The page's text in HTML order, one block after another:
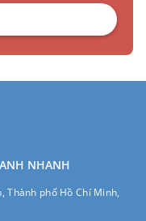
NHANH
Thành phố Hồ Chí Minh,